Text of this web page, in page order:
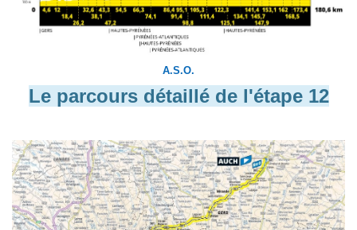
A.S.O.
Le parcours détaillé de l'étape 12